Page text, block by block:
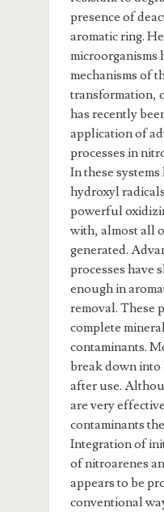
presence of
aromatic ring.
microorganisms
mechanisms of
transformation,
has recently
application of
processes in
In these
hydroxyl
powerful
with, almost all
generated.
processes have
enough in
removal. These
complete
contaminants.
break down into
after use.
are very
contaminants
Integration of
of nitroarenes
appears to be
conventional